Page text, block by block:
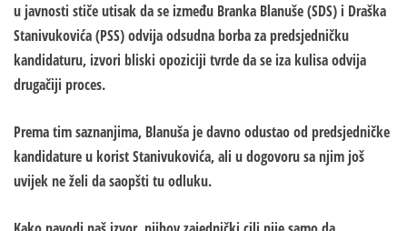
u javnosti stiče utisak da se između Branka Blanuše (SDS) i Draška
Stanivukovića (PSS) odvija odsudna borba za predsjedničku
kandidaturu, izvori bliski opoziciji tvrde da se iza kulisa odvija
drugačiji proces.
Prema tim saznanjima, Blanuša je davno odustao od predsjedničke
kandidature u korist Stanivukovića, ali u dogovoru sa njim još
uvijek ne želi da saopšti tu odluku.